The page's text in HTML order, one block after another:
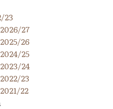
23
2026/27
2025/26
2024/25
2023/24
2022/23
2021/22